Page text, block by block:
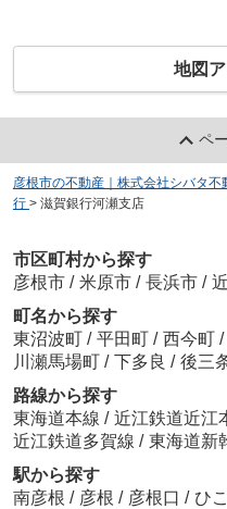
地図
ペ
彦根市の不動産｜株式会社シバタ不
行 > 滋賀銀行河瀬支店
市区町村から探す
彦根市 / 米原市 / 長浜市 /
町名から探す
東沼波町 / 平田町 / 西今町 /
川瀬馬場町 / 下多良 / 後三
路線から探す
東海道本線 / 近江鉄道近江
近江鉄道多賀線 / 東海道新
駅から探す
南彦根 / 彦根 / 彦根口 / ひ